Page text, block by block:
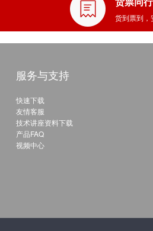
货到票到，
服务与支持
快速下载
友情客服
技术讲座资料下载
产品FAQ
视频中心